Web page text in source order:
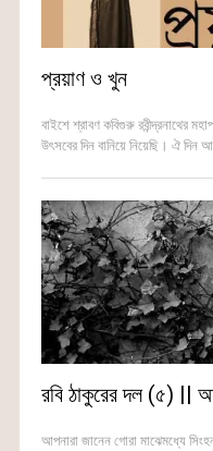
প্রয়াণ ও খুন
বাইশে শ্রাবণ কবিগুরু রবীন্দ্রনাথের
উৎসবের দিন বানিয়ে নিয়েছি। ঐ দিন
রবি ঠাকুরের দল (৫) ||
আপনারা জানেন গোরা মাঝেমধ্যে